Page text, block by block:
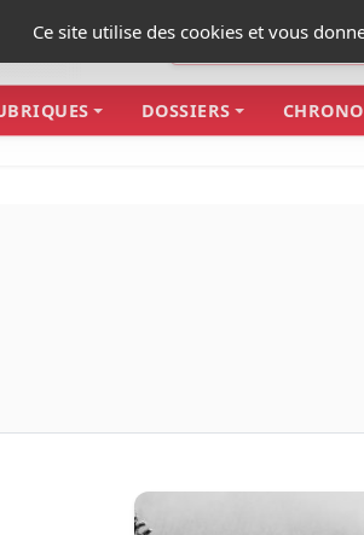
Ce site utilise des cookies et vous
DOSSIERS